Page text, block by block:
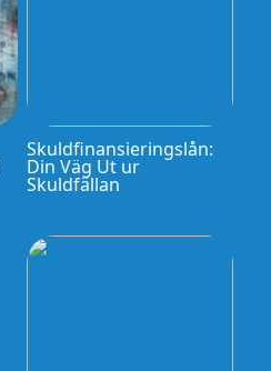
Skuldfinansieringslån:
Din Väg Ut ur
Skuldfällan